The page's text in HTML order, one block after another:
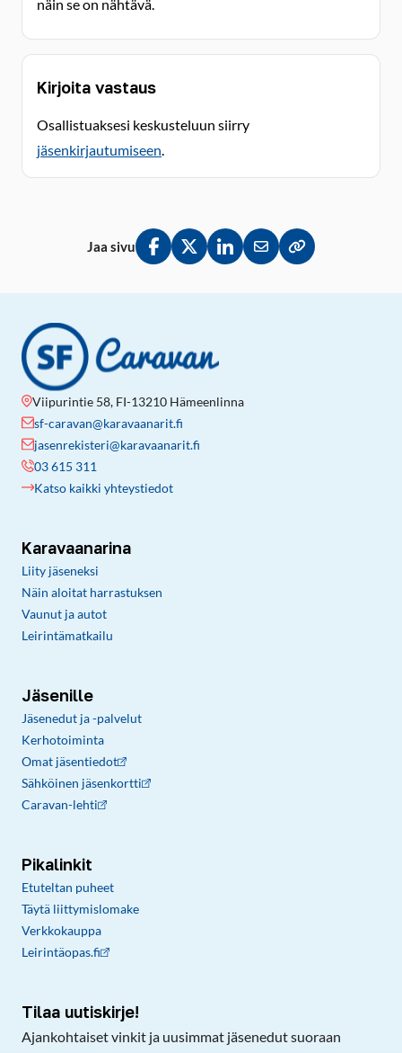
näin se on nähtävä.
Kirjoita vastaus
Osallistuaksesi keskusteluun siirry
jäsenkirjautumiseen.
Jaa sivu
Jaa Facebookissa
Jaa Twitterissä
Jaa LinkedInissä
Jaa sähköpostitse
Kopioi linkki
Viipurintie 58, FI-13210 Hämeenlinna
sf-caravan@karavaanarit.fi
jasenrekisteri@karavaanarit.fi
03 615 311
Katso kaikki yhteystiedot
Karavaanarina
Liity jäseneksi
Näin aloitat harrastuksen
Vaunut ja autot
Leirintämatkailu
Jäsenille
Jäsenedut ja -palvelut
Kerhotoiminta
Omat jäsentiedot
Sähköinen jäsenkortti
Caravan-lehti
Pikalinkit
Etuteltan puheet
Täytä liittymislomake
Verkkokauppa
Leirintäopas.fi
Tilaa uutiskirje!
Ajankohtaiset vinkit ja uusimmat jäsenedut suoraan